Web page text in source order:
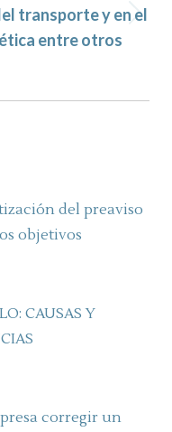
transporte y en el
entre otros
del preaviso
objetivos
CAUSAS Y
corregir un